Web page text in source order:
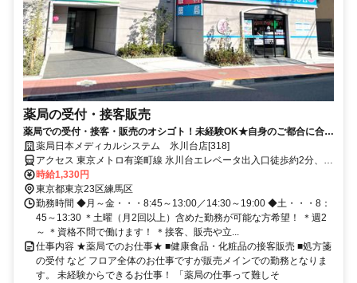
薬局の受付・接客販売
薬局での受付・接客・販売のオシゴト！未経験OK★自身のご都合に合わ
せた働き方が可能です！
薬局日本メディカルシステム 氷川台店[318]
アクセス 東京メトロ有楽町線 氷川台エレベータ出入口徒歩約2分、西
武有楽町線 新桜台1番口徒歩約15分、東京メトロ有楽町線/東京メト
ロ副都心線 平和台（東京都）2番口(エレベータ)徒歩約17分
時給1,330円
東京都東京23区練馬区
勤務時間 ◆月～金・・・8:45～13:00／14:30～19:00 ◆土・・・8：
45～13:30 ＊土曜（月2回以上）含めた勤務が可能な方希望！ ＊週2
～ ＊資格不問で働けます！ ＊接客、販売や立...
仕事内容 ★薬局でのお仕事★ ■健康食品・化粧品の接客販売 ■処方箋
の受付 など フロア全体のお仕事ですが販売メインでの勤務となりま
す。 未経験からできるお仕事！ 「薬局の仕事って難しそ